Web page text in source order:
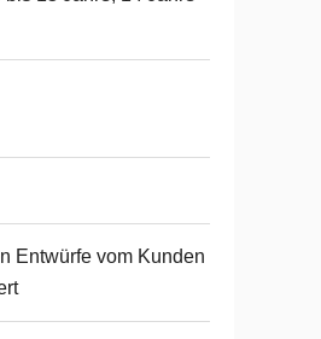
Entwürfe vom Kunden